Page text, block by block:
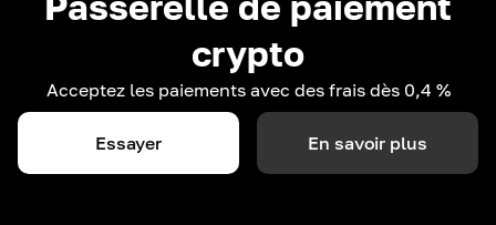
crypto
Acceptez les paiements avec des frais dès 0,4 %
Essayer En savoir plus